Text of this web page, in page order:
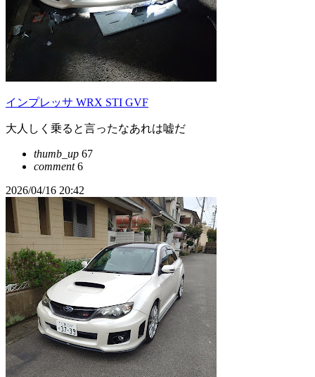
インプレッサ WRX STI GVF
大人しく乗ると言ったなあれは嘘だ
thumb_up 67
comment6
2026/04/16 20:42